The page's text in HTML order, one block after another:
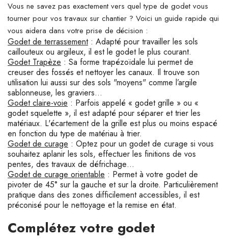
Vous ne savez pas exactement vers quel type de godet vous
tourner pour vos travaux sur chantier ? Voici un guide rapide qui
vous aidera dans votre prise de décision :
Godet de terrassement: Adapté pour travailler les sols
caillouteux ou argileux, il est le godet le plus courant.
Godet Trapèze : Sa forme trapézoïdale lui permet de
creuser des fossés et nettoyer les canaux. Il trouve son
utilisation lui aussi sur des sols "moyens" comme l’argile
sablonneuse, les graviers…
Godet claire-voie : Parfois appelé « godet grille » ou «
godet squelette », il est adapté pour séparer et trier les
matériaux. L'écartement de la grille est plus ou moins espacé
en fonction du type de matériau à trier.
Godet de curage : Optez pour un godet de curage si vous
souhaitez aplanir les sols, effectuer les finitions de vos
pentes, des travaux de défrichage…
Godet de curage orientable : Permet à votre godet de
pivoter de 45° sur la gauche et sur la droite. Particulièrement
pratique dans des zones difficilement accessibles, il est
préconisé pour le nettoyage et la remise en état.
Complétez votre godet